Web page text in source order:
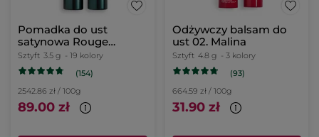
Pomadka do ust
satynowa Rouge
Botanique 330. Rouge
Pavot 3,5 g
Sztyft 3.5 g - 19 kolory
(154)
2542.86 zł / 100g
89.00 zł
Odżywczy balsam do
ust 02. Malina
Sztyft 4.8 g - 3 kolory
(93)
664.59 zł / 100g
31.90 zł